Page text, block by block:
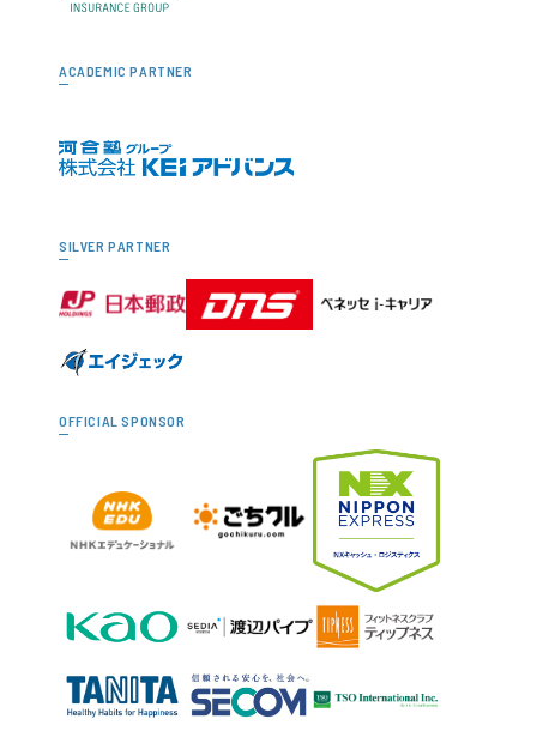
ACADEMIC PARTNER
SILVER PARTNER
OFFICIAL SPONSOR